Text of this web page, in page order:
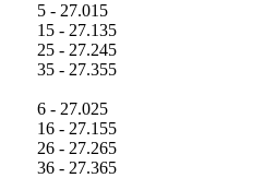
5 - 27.015
15 - 27.135
25 - 27.245
35 - 27.355
6 - 27.025
16 - 27.155
26 - 27.265
36 - 27.365